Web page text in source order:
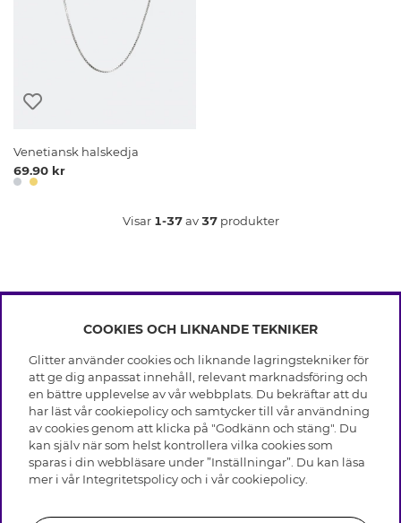
Venetiansk halskedja
69.90 kr
Visar 1-37av37produkter
INFO
Leverans
Villkor
Integritetspolicy
Cookies
Medlemsvillkor
Jobba hos Glitter
Återkallelse
OM GLITTER
Black Friday
Våra butiker
Varumärken
Företagshistoria
Visselblåsning
HJÄLP
Vanliga frågor
Kundservice
COOKIES OCH LIKNANDE TEKNIKER
Glitter använder cookies och liknande lagringstekniker för
att ge dig anpassat innehåll, relevant marknadsföring och
en bättre upplevelse av vår webbplats. Du bekräftar att du
har läst vår cookiepolicy och samtycker till vår användning
av cookies genom att klicka på "Godkänn och stäng". Du
kan själv när som helst kontrollera vilka cookies som
sparas i din webbläsare under ”Inställningar”. Du kan läsa
mer i vår Integritetspolicyoch i vårcookiepolicy